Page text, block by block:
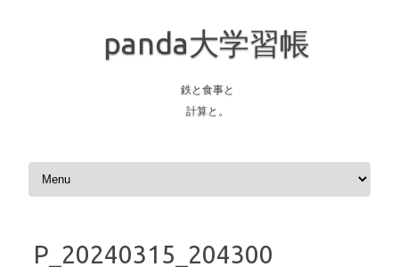
panda大学習帳
鉄と食事と
計算と。
Skip to content
P_20240315_204300